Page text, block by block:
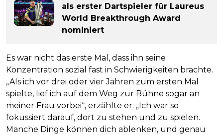
als erster Dartspieler für Laureus
World Breakthrough Award
nominiert
Es war nicht das erste Mal, dass ihn seine
Konzentration sozial fast in Schwierigkeiten brachte.
„Als ich vor drei oder vier Jahren zum ersten Mal
spielte, lief ich auf dem Weg zur Bühne sogar an
meiner Frau vorbei“, erzählte er. „Ich war so
fokussiert darauf, dort zu stehen und zu spielen.
Manche Dinge können dich ablenken, und genau